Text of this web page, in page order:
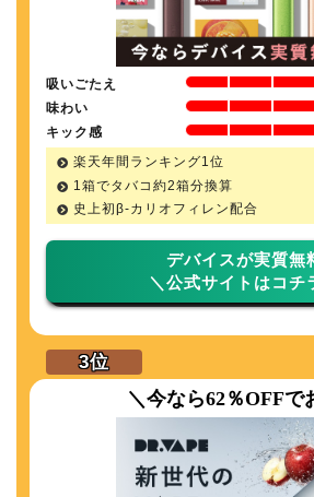
吸いごたえ
味わい
キック感
楽天年間ランキング1位
1箱でタバコ約2箱分換算
史上初β-カリオフィレン配合
デバイスが実質無
＼公式サイトはコチ
＼今なら62％OFFで